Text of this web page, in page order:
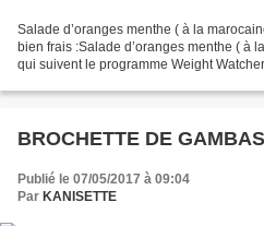
Salade d’oranges menthe ( à la marocaine ) 0💚💙💜 Voilà
bien frais :Salade d’oranges menthe ( à
qui suivent le programme Weight
BROCHETTE DE
Publié le 07/05/2017 à 09:04
Par KANISETTE